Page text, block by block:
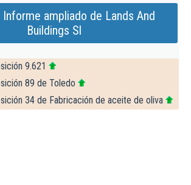
ampliado de Lands And
Buildings Sl
9.621
89 de Toledo
34 de Fabricación de aceite de oliva